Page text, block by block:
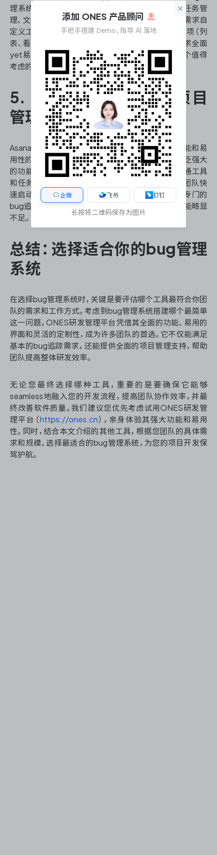
理系统搭建方面提供了灵活的解决方案。它集成了任务管
理、文档协作、时间追踪等多种功能，允许用户根据需求自
定义工作空间。ClickUp的优势在于其丰富的视图选项（列
表、看板、甘特图等）和强大的自动化功能。对于寻求全面
yet易用的bug管理系统的团队来说，ClickUp是一个值得
考虑的选择。
5. Asana：注重协作的项目
管理平台
Asana在bug管理系统搭建方面提供了一个平衡性能和易
用性的解决方案。它的界面设计简洁明了，同时又不乏强大
的功能。Asana特别擅长团队协作，提供了丰富的沟通工具
和任务依赖关系管理。它的工作流程模板可以帮助团队快
速启动项目，适合各种规模的团队使用。然而，相比专门的
bug追踪工具，Asana在某些特定的开发者需求上可能略显
不足。
总结：选择适合你的bug管理
系统
在选择bug管理系统时，关键是要评估哪个工具最符合你团
队的需求和工作方式。考虑到bug管理系统搭建哪个最简单
这一问题，ONES研发管理平台凭借其全面的功能、易用的
界面和灵活的定制性，成为许多团队的首选。它不仅能满足
基本的bug追踪需求，还能提供全面的项目管理支持，帮助
团队提高整体研发效率。
无论您最终选择哪种工具，重要的是要确保它能够
seamless地融入您的开发流程，提高团队协作效率，并最
终改善软件质量。我们建议您优先考虑试用ONES研发管
理平台（ https://ones.cn ），亲身体验其强大功能和易用
性。同时，结合本文介绍的其他工具，根据您团队的具体需
求和规模，选择最适合的bug管理系统，为您的项目开发保
驾护航。
×
添加 ONES 产品顾问
手把手搭建 Demo，指导 AI 落地
企微 飞书 钉钉
长按将二维码保存为图片